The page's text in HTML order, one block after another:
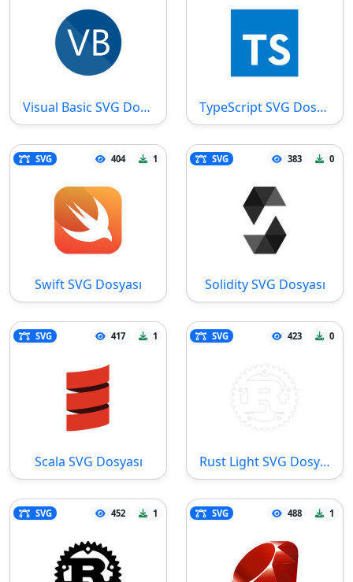
Visual Basic SVG Dosyası TypeScript SVG Dosyası
SVG 404 1
Swift SVG Dosyası
SVG 383 0
Solidity SVG Dosyası
SVG 417 1
Scala SVG Dosyası
SVG 423 0
Rust Light SVG Dosyası
SVG 452 1 SVG 488 1